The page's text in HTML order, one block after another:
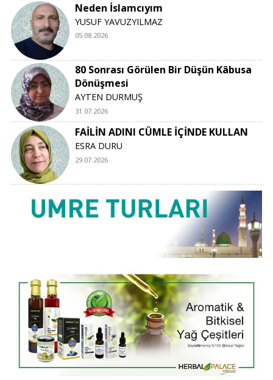
Neden İslamcıyım
YUSUF YAVUZYILMAZ
05.08.2026
80 Sonrası Görülen Bir Düşün Kâbusa
Dönüşmesi
AYTEN DURMUŞ
31.07.2026
FAİLİN ADINI CÜMLE İÇİNDE KULLAN
ESRA DURU
29.07.2026